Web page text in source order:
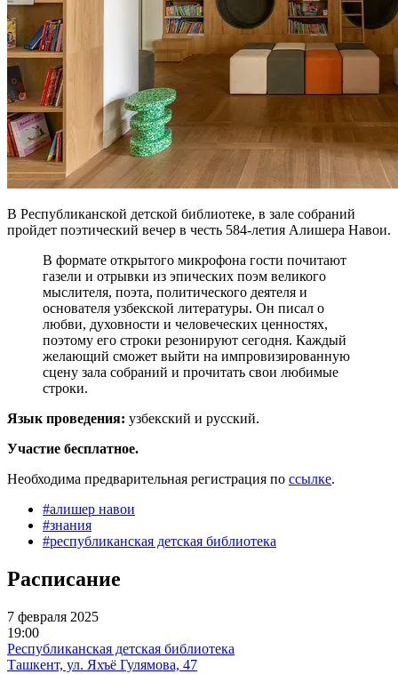
В Республиканской детской библиотеке, в зале собраний
пройдет поэтический вечер в честь 584-летия Алишера Навои.
В формате открытого микрофона гости почитают
газели и отрывки из эпических поэм великого
мыслителя, поэта, политического деятеля и
основателя узбекской литературы. Он писал о
любви, духовности и человеческих ценностях,
поэтому его строки резонируют сегодня. Каждый
желающий сможет выйти на импровизированную
сцену зала собраний и прочитать свои любимые
строки.
Язык проведения: узбекский и русский.
Участие бесплатное.
Необходима предварительная регистрация по ссылке.
#алишер навои
#знания
#республиканская детская библиотека
Расписание
7 февраля 2025
19:00
Республиканская детская библиотека
Ташкент, ул. Яхъё Гулямова, 47